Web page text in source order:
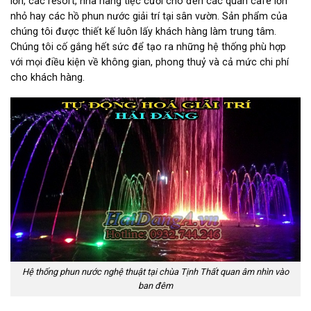
nhỏ hay các hồ phun nước giải trí tại sân vườn. Sản phẩm của
chúng tôi được thiết kế luôn lấy khách hàng làm trung tâm.
Chúng tôi cố gắng hết sức để tạo ra những hệ thống phù hợp
với mọi điều kiện về không gian, phong thuỷ và cả mức chi phí
cho khách hàng.
Hệ thống phun nước nghệ thuật tại chùa Tịnh Thất quan âm nhìn vào
ban đêm